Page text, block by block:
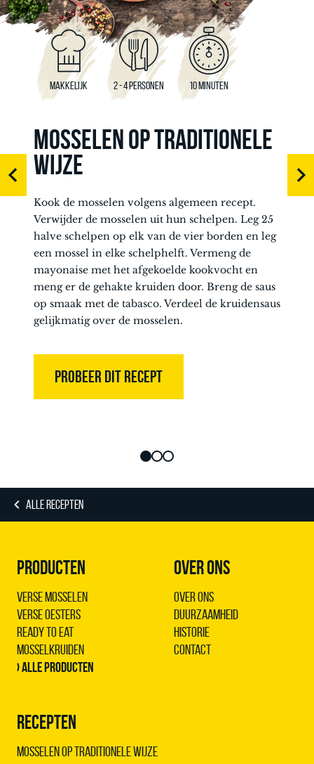
MAKKELIJK 2 - 4 PERSONEN 10 MINUTEN
MOSSELEN OP TRADITIONELE
WIJZE
Kook de mosselen volgens algemeen recept.
Verwijder de mosselen uit hun schelpen. Leg 25
halve schelpen op elk van de vier borden en leg
een mossel in elke schelphelft. Vermeng de
mayonaise met het afgekoelde kookvocht en
meng er de gehakte kruiden door. Breng de saus
op smaak met de tabasco. Verdeel de kruidensaus
gelijkmatig over de mosselen.
PROBEER DIT RECEPT
ALLE RECEPTEN
PRODUCTEN
Verse Mosselen
Verse Oesters
Ready to Eat
Mosselkruiden
› Alle producten
RECEPTEN
Mosselen op traditionele wijze
OVER ONS
Over ons
Duurzaamheid
Historie
Contact